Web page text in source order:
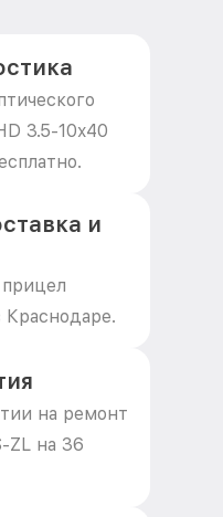
3.5-10x40
и
Краснодаре.
на ремонт
ZL на 36